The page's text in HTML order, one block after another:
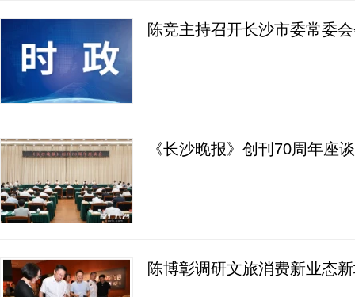
陈竞主持召开长沙市委常委
《长沙晚报》创刊70周年座
陈博彰调研文旅消费新业态